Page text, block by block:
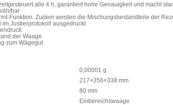
alle 4 h, garantiert hohe Genauigkeit und macht
Funktion. Zudem werden die Mischungsbestandteile der
Justierprotokoll ausgedruckt
der Waage
zum Wägegut
0,00001 g
217×356×338 mm
80 mm
Einbereichswaage